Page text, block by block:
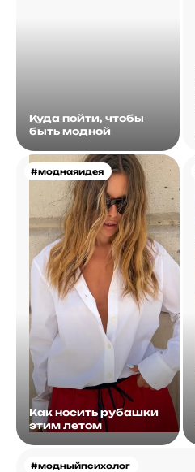
Куда пойти, чтобы
быть модной
#моднаяидея
Как носить рубашки
этим летом
#модныйпсихолог